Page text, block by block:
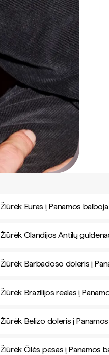
Žiūrėk Euras į Panamos
Žiūrėk Olandijos Antilų
Žiūrėk Barbadoso doleris į
Žiūrėk Brazilijos realas į
Žiūrėk Belizo doleris į
Žiūrėk Čilės pesas į Panamos